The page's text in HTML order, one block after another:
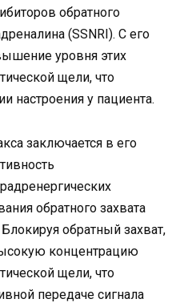
обратного
(SSNRI). С его
уровня этих
щели, что
настроения у пациента.
заключается в его
обратного захвата
обратный захват,
концентрацию
щели, что
передаче сигнала